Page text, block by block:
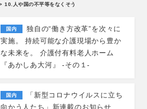
10.人や国の不平等をなくそう
国内
独自の“働き方改革”を次々に
実施。 持続可能な介護現場から豊か
な未来を。 介護付有料老人ホーム
『あかしあ大河』 -その１-
国内
「新型コロナウイルスに立ち
向かう人たち」新連載のお知らせ